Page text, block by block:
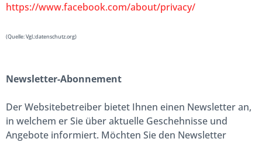
https://www.facebook.com/about/privacy/
(Quelle: Vgl.:datenschutz.org)
Newsletter-Abonnement
Der Websitebetreiber bietet Ihnen einen Newsletter an,
in welchem er Sie über aktuelle Geschehnisse und
Angebote informiert. Möchten Sie den Newsletter